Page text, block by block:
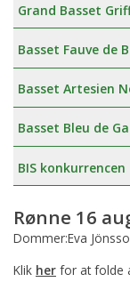
Grand Basset
Basset Fauve de
Basset Artesien
Basset Bleu de
BIS konkurrencen
Rønne 16
Dommer:Eva
Klik her for at folde